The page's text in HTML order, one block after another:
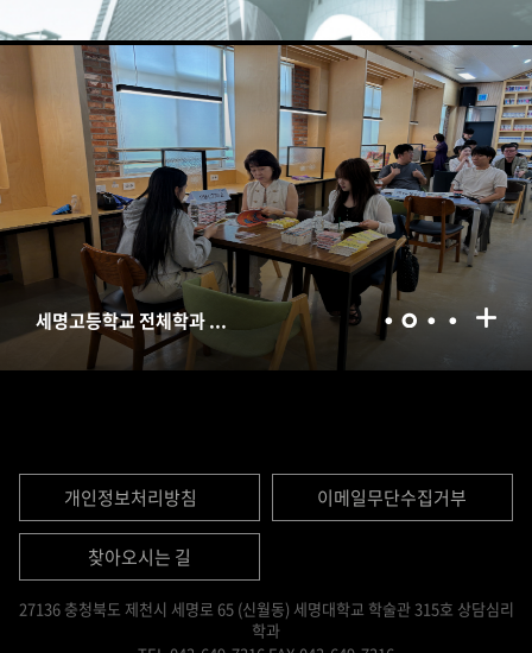
세명고등학교 전체학과 ...
SNS와 심리학
개인정보처리방침 이메일무단수집거부
찾아오시는 길
27136 충청북도 제천시 세명로 65 (신월동) 세명대학교 학술관 315호 상담심리
학과